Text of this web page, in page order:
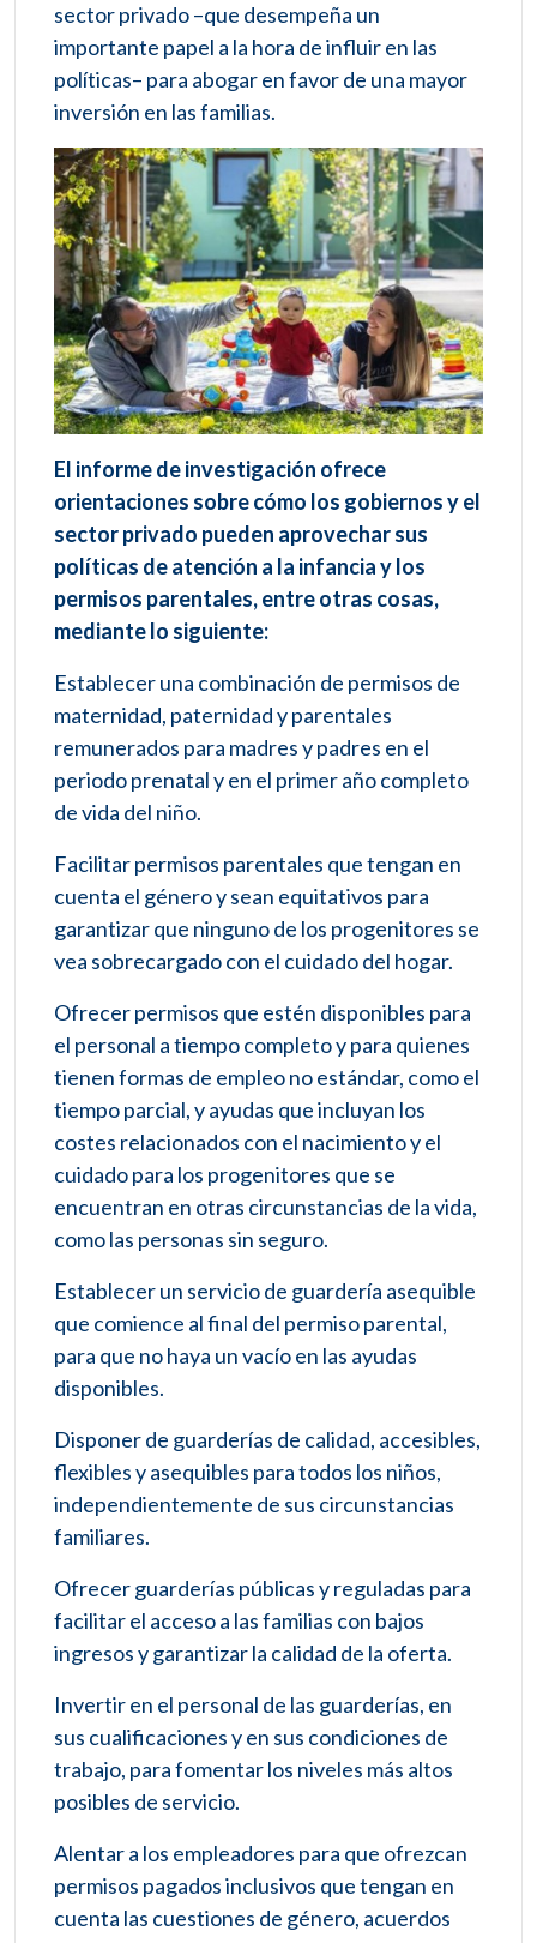
sector privado –que desempeña un
importante papel a la hora de influir en las
políticas– para abogar en favor de una mayor
inversión en las familias.
El informe de investigación ofrece
orientaciones sobre cómo los gobiernos y el
sector privado pueden aprovechar sus
políticas de atención a la infancia y los
permisos parentales, entre otras cosas,
mediante lo siguiente:
Establecer una combinación de permisos de
maternidad, paternidad y parentales
remunerados para madres y padres en el
periodo prenatal y en el primer año completo
de vida del niño.
Facilitar permisos parentales que tengan en
cuenta el género y sean equitativos para
garantizar que ninguno de los progenitores se
vea sobrecargado con el cuidado del hogar.
Ofrecer permisos que estén disponibles para
el personal a tiempo completo y para quienes
tienen formas de empleo no estándar, como el
tiempo parcial, y ayudas que incluyan los
costes relacionados con el nacimiento y el
cuidado para los progenitores que se
encuentran en otras circunstancias de la vida,
como las personas sin seguro.
Establecer un servicio de guardería asequible
que comience al final del permiso parental,
para que no haya un vacío en las ayudas
disponibles.
Disponer de guarderías de calidad, accesibles,
flexibles y asequibles para todos los niños,
independientemente de sus circunstancias
familiares.
Ofrecer guarderías públicas y reguladas para
facilitar el acceso a las familias con bajos
ingresos y garantizar la calidad de la oferta.
Invertir en el personal de las guarderías, en
sus cualificaciones y en sus condiciones de
trabajo, para fomentar los niveles más altos
posibles de servicio.
Alentar a los empleadores para que ofrezcan
permisos pagados inclusivos que tengan en
cuenta las cuestiones de género, acuerdos